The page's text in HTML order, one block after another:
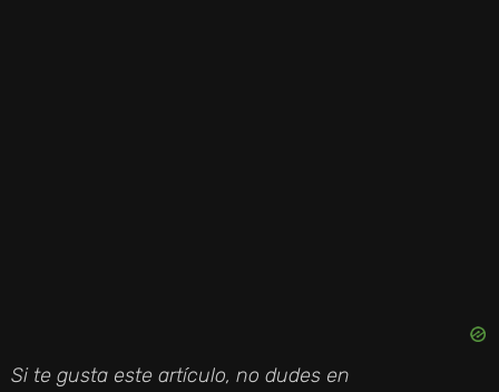
Si te gusta este artículo, no dudes en